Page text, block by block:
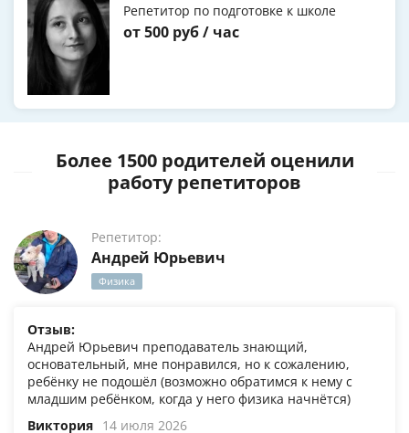
Репетитор по подготовке к школе
от 500 руб / час
Более 1500 родителей оценили
работу репетиторов
Репетитор:
Андрей Юрьевич
Физика
Отзыв:
Андрей Юрьевич преподаватель знающий,
основательный, мне понравился, но к сожалению,
ребёнку не подошёл (возможно обратимся к нему с
младшим ребёнком, когда у него физика начнётся)
Виктория 14 июля 2026